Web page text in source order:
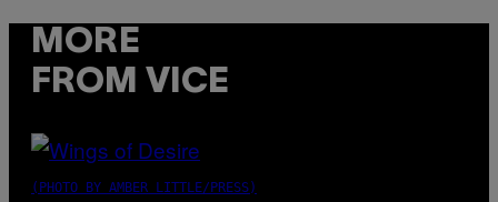
MORE
FROM VICE
(PHOTO BY AMBER LITTLE/PRESS)